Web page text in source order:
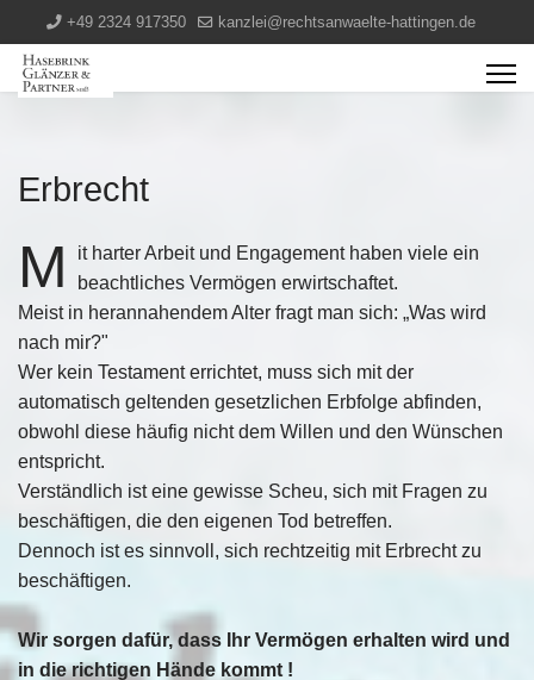
+49 2324 917350 kanzlei@rechtsanwaelte-hattingen.de
Erbrecht
M
it harter Arbeit und Engagement haben viele ein
beachtliches Vermögen erwirtschaftet.
Meist in herannahendem Alter fragt man sich: „Was wird
nach mir?"
Wer kein Testament errichtet, muss sich mit der
automatisch geltenden gesetzlichen Erbfolge abfinden,
obwohl diese häufig nicht dem Willen und den Wünschen
entspricht.
Verständlich ist eine gewisse Scheu, sich mit Fragen zu
beschäftigen, die den eigenen Tod betreffen.
Dennoch ist es sinnvoll, sich rechtzeitig mit Erbrecht zu
beschäftigen.
Wir sorgen dafür, dass Ihr Vermögen erhalten wird und
in die richtigen Hände kommt !